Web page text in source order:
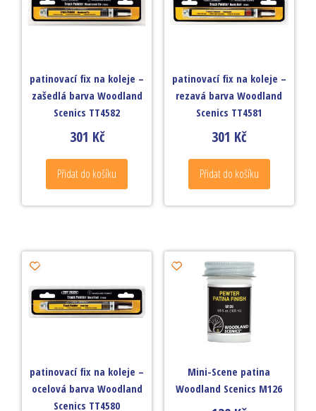
patinovací fix na koleje –
zašedlá barva Woodland
Scenics TT4582
301 Kč
Přidat do košíku
patinovací fix na koleje –
rezavá barva Woodland
Scenics TT4581
301 Kč
Přidat do košíku
patinovací fix na koleje –
ocelová barva Woodland
Scenics TT4580
Mini-Scene patina
Woodland Scenics M126